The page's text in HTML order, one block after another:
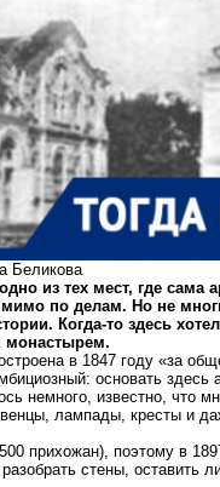
Беликова
из тех мест, где сама
по делам. Но не
Когда-то здесь
монастырем.
в 1847 году «за
основать здесь
немного, известно, что
лампады, кресты и
прихожан), поэтому в
стены, оставить